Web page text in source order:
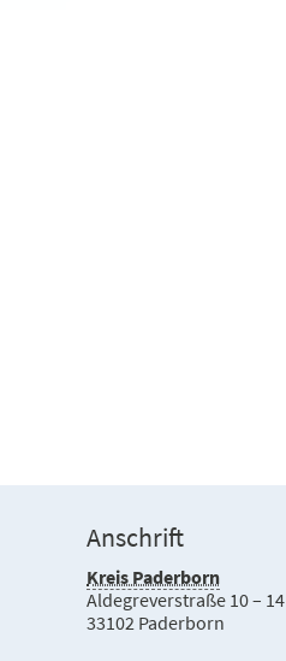
Anschrift
Kreis Paderborn
Aldegreverstraße 10 – 14
33102 Paderborn